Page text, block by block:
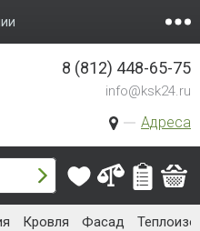
Адреса
8 (812) 448-65-75
info@ksk24.ru
Кровля Фасад